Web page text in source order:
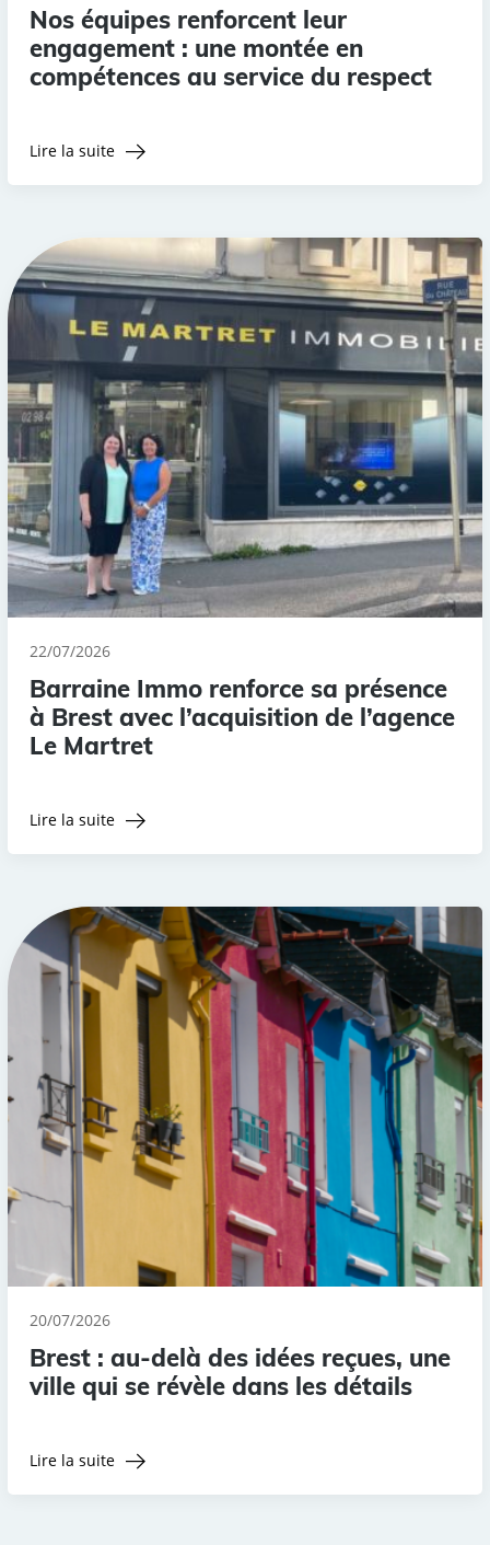
Nos équipes renforcent leur
engagement : une montée en
compétences au service du respect
Lire la suite
22/07/2026
Barraine Immo renforce sa présence
à Brest avec l’acquisition de l’agence
Le Martret
Lire la suite
20/07/2026
Brest : au-delà des idées reçues, une
ville qui se révèle dans les détails
Lire la suite